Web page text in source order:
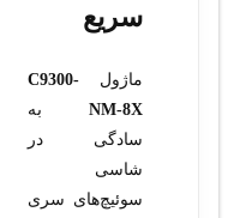
سریع
ماژول C9300-
NM-8Xبه
سادگی در
شاسی
سوئیچ‌های سری